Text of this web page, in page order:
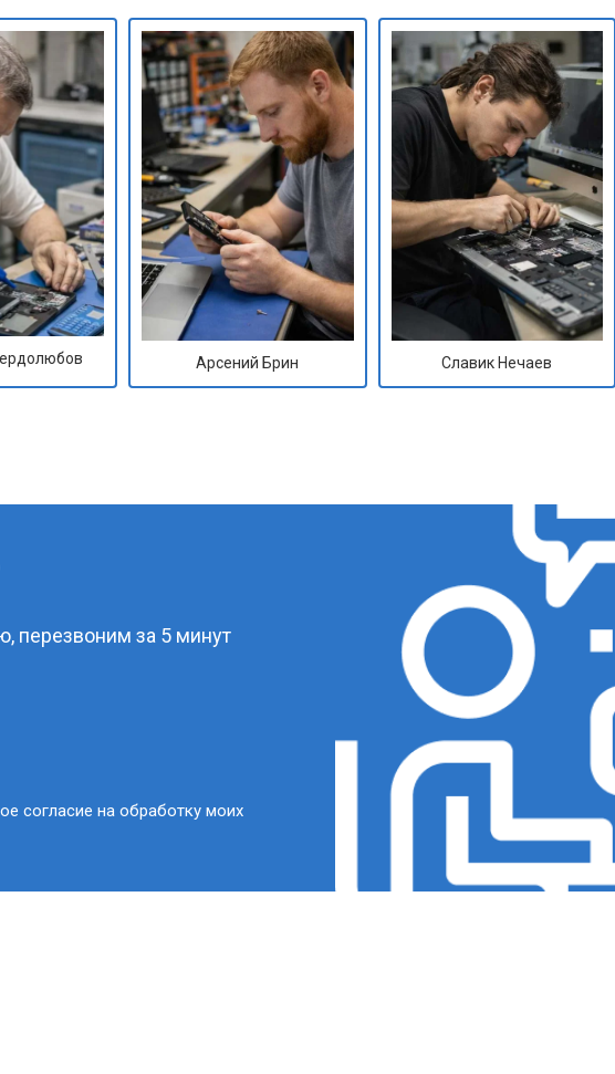
от 60 мин от 2600 ₽
от 50 мин от 1100 ₽
от 50 мин от 1500 ₽
от 100 мин от 3500 ₽
от 70 мин от 3990 ₽
Арсений Брин Славик Нечаев
перезвоним за 5 минут
согласие на обработку моих